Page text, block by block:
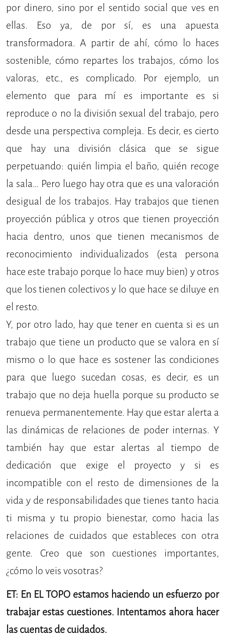
por dinero, sino por el sentido social que ves en
ellas. Eso ya, de por sí, es una apuesta
transformadora. A partir de ahí, cómo lo haces
sostenible, cómo repartes los trabajos, cómo los
valoras, etc., es complicado. Por ejemplo, un
elemento que para mí es importante es si
reproduce o no la división sexual del trabajo, pero
desde una perspectiva compleja. Es decir, es cierto
que hay una división clásica que se sigue
perpetuando: quién limpia el baño, quién recoge
la sala… Pero luego hay otra que es una valoración
desigual de los trabajos. Hay trabajos que tienen
proyección pública y otros que tienen proyección
hacia dentro, unos que tienen mecanismos de
reconocimiento individualizados (esta persona
hace este trabajo porque lo hace muy bien) y otros
que los tienen colectivos y lo que hace se diluye en
el resto.
Y, por otro lado, hay que tener en cuenta si es un
trabajo que tiene un producto que se valora en sí
mismo o lo que hace es sostener las condiciones
para que luego sucedan cosas, es decir, es un
trabajo que no deja huella porque su producto se
renueva permanentemente. Hay que estar alerta a
las dinámicas de relaciones de poder internas. Y
también hay que estar alertas al tiempo de
dedicación que exige el proyecto y si es
incompatible con el resto de dimensiones de la
vida y de responsabilidades que tienes tanto hacia
ti misma y tu propio bienestar, como hacia las
relaciones de cuidados que estableces con otra
gente. Creo que son cuestiones importantes,
¿cómo lo veis vosotras?
ET: En EL TOPO estamos haciendo un esfuerzo por
trabajar estas cuestiones. Intentamos ahora hacer
las cuentas de cuidados.